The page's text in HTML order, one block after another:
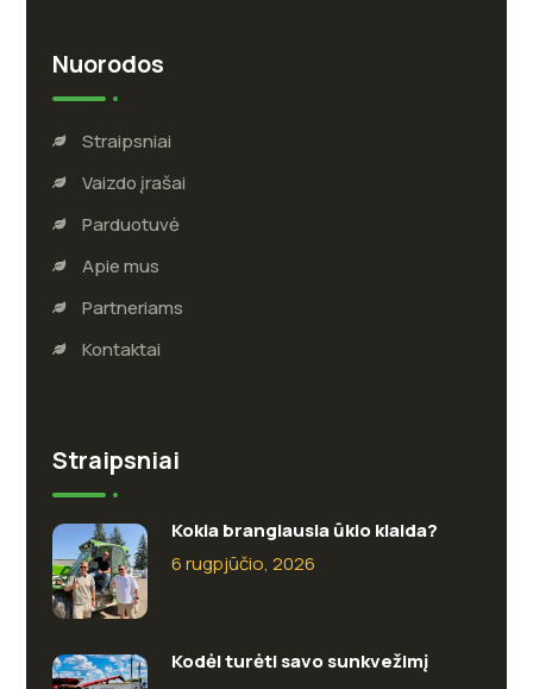
Nuorodos
Straipsniai
Vaizdo įrašai
Parduotuvė
Apie mus
Partneriams
Kontaktai
Straipsniai
Kokia brangiausia ūkio klaida?
6 rugpjūčio, 2026
Kodėl turėti savo sunkvežimį